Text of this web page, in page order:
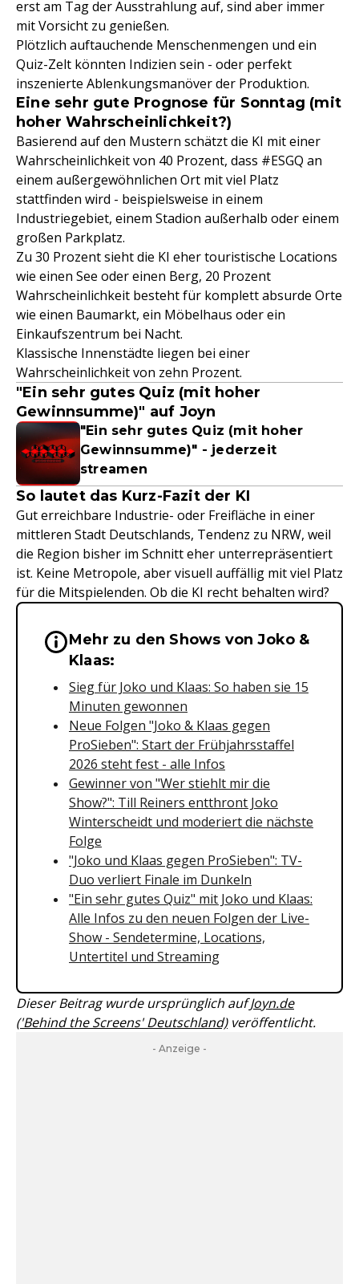
erst am Tag der Ausstrahlung auf, sind aber immer
mit Vorsicht zu genießen.
Plötzlich auftauchende Menschenmengen und ein
Quiz-Zelt könnten Indizien sein - oder perfekt
inszenierte Ablenkungsmanöver der Produktion.
Eine sehr gute Prognose für Sonntag (mit
hoher Wahrscheinlichkeit?)
Basierend auf den Mustern schätzt die KI mit einer
Wahrscheinlichkeit von 40 Prozent, dass #ESGQ an
einem außergewöhnlichen Ort mit viel Platz
stattfinden wird - beispielsweise in einem
Industriegebiet, einem Stadion außerhalb oder einem
großen Parkplatz.
Zu 30 Prozent sieht die KI eher touristische Locations
wie einen See oder einen Berg, 20 Prozent
Wahrscheinlichkeit besteht für komplett absurde Orte
wie einen Baumarkt, ein Möbelhaus oder ein
Einkaufszentrum bei Nacht.
Klassische Innenstädte liegen bei einer
Wahrscheinlichkeit von zehn Prozent.
"Ein sehr gutes Quiz (mit hoher
Gewinnsumme)" auf Joyn
"Ein sehr gutes Quiz (mit hoher
Gewinnsumme)" - jederzeit
streamen
So lautet das Kurz-Fazit der KI
Gut erreichbare Industrie- oder Freifläche in einer
mittleren Stadt Deutschlands, Tendenz zu NRW, weil
die Region bisher im Schnitt eher unterrepräsentiert
ist. Keine Metropole, aber visuell auffällig mit viel Platz
für die Mitspielenden. Ob die KI recht behalten wird?
Wichtige Hinweise &
Mehr zu den Shows von Joko &
Klaas:
Sieg für Joko und Klaas: So haben sie 15
Minuten gewonnen
Neue Folgen "Joko & Klaas gegen
ProSieben": Start der Frühjahrsstaffel
2026 steht fest - alle Infos
Gewinner von "Wer stiehlt mir die
Show?": Till Reiners entthront Joko
Winterscheidt und moderiert die nächste
Folge
"Joko und Klaas gegen ProSieben": TV-
Duo verliert Finale im Dunkeln
"Ein sehr gutes Quiz" mit Joko und Klaas:
Alle Infos zu den neuen Folgen der Live-
Show - Sendetermine, Locations,
Untertitel und Streaming
Dieser Beitrag wurde ursprünglich aufJoyn.de
('Behind the Screens' Deutschland)veröffentlicht.
- Anzeige -